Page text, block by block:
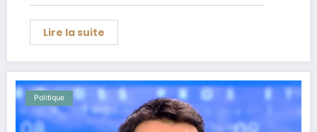
Lire la suite
Politique